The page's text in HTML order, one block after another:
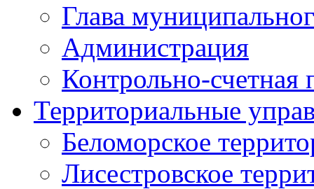
Глава
Администрация
Контрольно-счетная
Территориальные
Беломорское
Лисестровское